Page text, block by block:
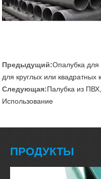
Предыдущий:Опалубка для
для круглых или квадратных
Следующая:Палубка из
Использование
ПРОДУКТЫ